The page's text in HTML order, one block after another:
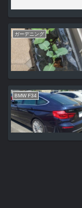
ガーデニング
BMW F34